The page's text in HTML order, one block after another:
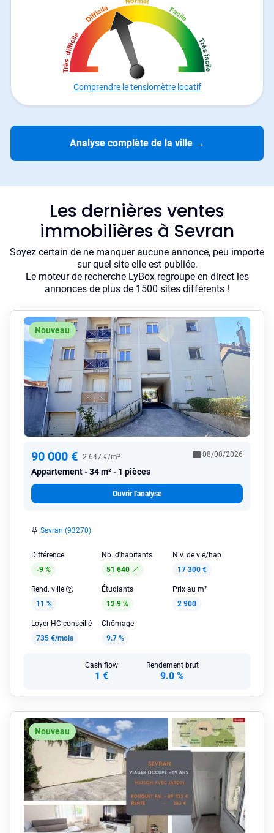
Comprendre le tensiomètre locatif
Analyse complète de la ville →
Les dernières ventes
immobilières à Sevran
Soyez certain de ne manquer aucune annonce, peu importe
sur quel site elle est publiée.
Le moteur de recherche LyBox regroupe en direct les
annonces de plus de 1500 sites différents !
Nouveau
90 000 € 2 647 €/m²
Appartement 34 m² - 1 pièces
08/08/2026
Ouvrir l'analyse
Sevran (93270)
Différence
-9 %
Nb. d'habitants
51 640
Niv. de vie/hab
17 300 €
Rend. ville
11 %
Étudiants
12.9 %
Prix au m²
2 900
Loyer HC conseillé
735 €/mois
Chômage
9.7 %
Cash flow
1 €
Rendement brut
9.0 %
Nouveau